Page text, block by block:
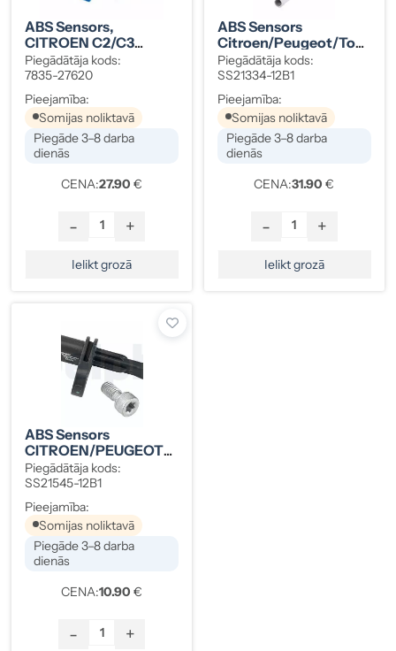
ABS Sensors,
CITROEN C2/C3
Priekšā P/ V
Piegādātāja kods:
7835-27620
Pieejamība:
Somijas noliktavā
Piegāde 3–8 darba
dienās
CENA:27.90 €
- +
Ielikt grozā
ABS Sensors
Citroen/Peugeot/Toy
Ota 89542-0H040
Piegādātāja kods:
SS21334-12B1
Pieejamība:
Somijas noliktavā
Piegāde 3–8 darba
dienās
CENA:31.90 €
- +
Ielikt grozā
ABS Sensors
CITROEN/PEUGEOT
9824439980
Piegādātāja kods:
SS21545-12B1
Pieejamība:
Somijas noliktavā
Piegāde 3–8 darba
dienās
CENA:10.90 €
- +